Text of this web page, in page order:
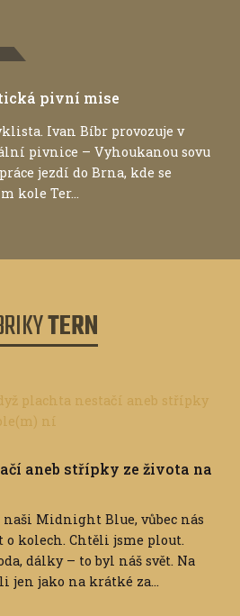
pivní mise
Ivan Bíbr provozuje v
pivnice – Vyhoukanou sovu
jezdí do Brna, kde se
kole Ter...
TERN
aneb střípky ze života na
Midnight Blue, vůbec nás
o kolech. Chtěli jsme plout.
dálky – to byl náš svět. Na
jen jako na krátké za...